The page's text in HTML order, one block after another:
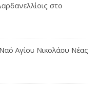
στο
Αγίου Νικολάου Νέας